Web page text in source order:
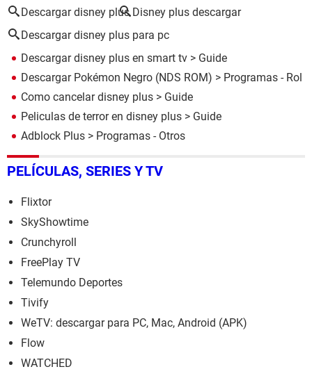
Descargar disney plus Disney plus descargar
Descargar disney plus para pc
Descargar disney plus en smart tv > Guide
Descargar Pokémon Negro (NDS ROM) > Programas - Rol
Como cancelar disney plus > Guide
Peliculas de terror en disney plus > Guide
Adblock Plus > Programas - Otros
PELÍCULAS, SERIES Y TV
Flixtor
SkyShowtime
Crunchyroll
FreePlay TV
Telemundo Deportes
Tivify
WeTV: descargar para PC, Mac, Android (APK)
Flow
WATCHED